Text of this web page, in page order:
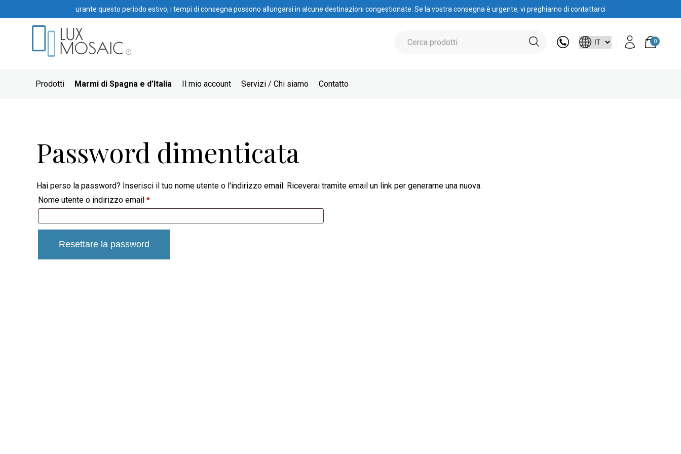
urante questo periodo estivo, i tempi di consegna possono allungarsi in alcune destinazioni congestionate. Se la vostra consegna è urgente, vi preghiamo di contattarci
0
Prodotti Marmi di Spagna e d’Italia Il mio account Servizi / Chi siamo Contatto
Password dimenticata
Hai perso la password? Inserisci il tuo nome utente o l'indirizzo email. Riceverai tramite email un link per generarne una nuova.
Nome utente o indirizzo email *Richiesto
Resettare la password